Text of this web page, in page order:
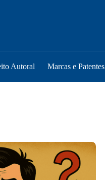
Autoral Marcas e Patentes